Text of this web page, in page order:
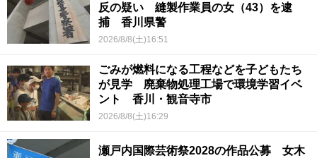
反の疑い 縫製作業員の女（43）を逮
捕 香川県警
2026/8/8(土)16:51
ごみが燃料になる工程などを子どもたち
が見学 廃棄物処理工場で環境学習イベ
ント 香川・観音寺市
2026/8/8(土)16:29
瀬戸内国際芸術祭2028の作品公募 女木